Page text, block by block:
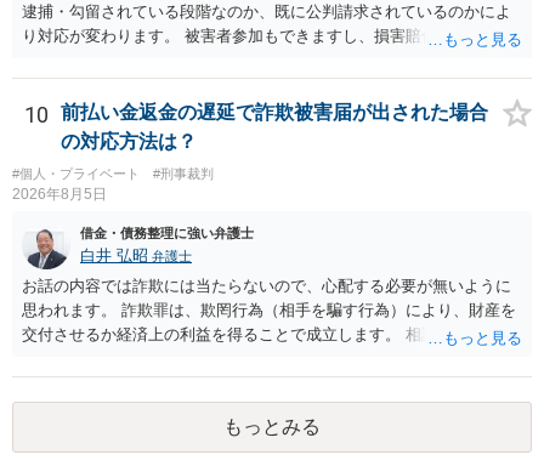
逮捕・勾留されている段階なのか、既に公判請求されているのかによ
り対応が変わります。 被害者参加もできますし、損害賠償命令制度も
第三者を保証人とする内容で債務名義を取得できるの、まずは刑事和
解を検討します。 弁護士に依頼せず、ご自身で手続きを進めることは
できますが、経験上うまくいった例をみたことがありません。 弁護士
へご相談されることをお勧めはいたします。 ※余談ですが、被害者通
知を依頼すると現在の検察庁での捜査進行や公判期日を知ることがで
きますので、送致後であれば検察庁に電話してみてください。
10
前払い金返金の遅延で詐欺被害届が出された場合
の対応方法は？
#個人・プライベート #刑事裁判
2026年8月5日
借金・債務整理に強い弁護士
白井 弘昭 弁護士
お話の内容では詐欺には当たらないので、心配する必要が無いように
思われます。 詐欺罪は、欺罔行為（相手を騙す行為）により、財産を
交付させるか経済上の利益を得ることで成立します。 相談者さんは、
ので、詐欺罪の実行行為性が無く罪に問うことはできません。 おそら
く、相手が真実を話せば警察も取り合わないと思いますが、虚偽の内
容を述べた場合は、捜査はあるかもしれません。 ただし、捜査におい
て、真実を説明すれば、「ちゃんと返しなさいよ」程度の注意で済む
もっとみる